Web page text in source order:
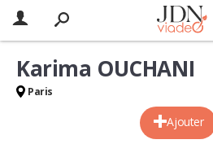
Ajouter
Karima OUCHANI
Paris